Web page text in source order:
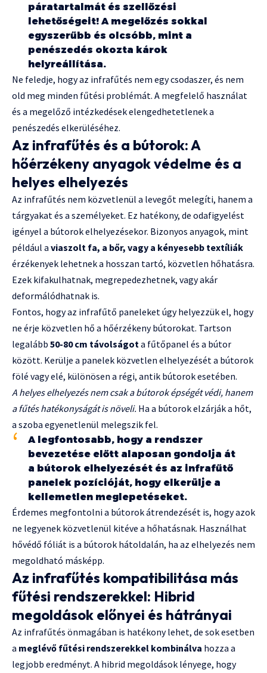
páratartalmát és szellőzési
lehetőségeit! A megelőzés sokkal
egyszerűbb és olcsóbb, mint a
penészedés okozta károk
helyreállítása.
Ne feledje, hogy az infrafűtés nem egy csodaszer, és nem
old meg minden fűtési problémát. A megfelelő használat
és a megelőző intézkedések elengedhetetlenek a
penészedés elkerüléséhez.
Az infrafűtés és a bútorok: A
hőérzékeny anyagok védelme és a
helyes elhelyezés
Az infrafűtés nem közvetlenül a levegőt melegíti, hanem a
tárgyakat és a személyeket. Ez hatékony, de odafigyelést
igényel a bútorok elhelyezésekor. Bizonyos anyagok, mint
például a viaszolt fa, a bőr, vagy a kényesebb textíliák
érzékenyek lehetnek a hosszan tartó, közvetlen hőhatásra.
Ezek kifakulhatnak, megrepedezhetnek, vagy akár
deformálódhatnak is.
Fontos, hogy az infrafűtő paneleket úgy helyezzük el, hogy
ne érje közvetlen hő a hőérzékeny bútorokat. Tartson
legalább 50-80 cm távolságot a fűtőpanel és a bútor
között. Kerülje a panelek közvetlen elhelyezését a bútorok
fölé vagy elé, különösen a régi, antik bútorok esetében.
A helyes elhelyezés nem csak a bútorok épségét védi, hanem
a fűtés hatékonyságát is növeli. Ha a bútorok elzárják a hőt,
a szoba egyenetlenül melegszik fel.
A legfontosabb, hogy a rendszer
bevezetése előtt alaposan gondolja át
a bútorok elhelyezését és az infrafűtő
panelek pozícióját, hogy elkerülje a
kellemetlen meglepetéseket.
Érdemes megfontolni a bútorok átrendezését is, hogy azok
ne legyenek közvetlenül kitéve a hőhatásnak. Használhat
hővédő fóliát is a bútorok hátoldalán, ha az elhelyezés nem
megoldható másképp.
Az infrafűtés kompatibilitása más
fűtési rendszerekkel: Hibrid
megoldások előnyei és hátrányai
Az infrafűtés önmagában is hatékony lehet, de sok esetben
a meglévő fűtési rendszerekkel kombinálva hozza a
legjobb eredményt. A hibrid megoldások lényege, hogy